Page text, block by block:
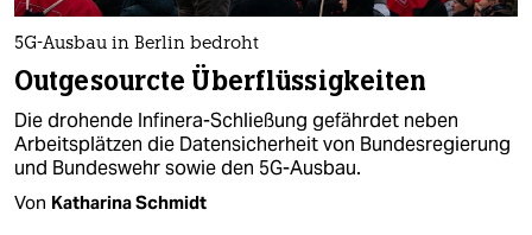
5G-Ausbau in Berlin bedroht
Outgesourcte Überflüssigkeiten
Die drohende Infinera-Schließung gefährdet neben
Arbeitsplätzen die Datensicherheit von Bundesregierung
und Bundeswehr sowie den 5G-Ausbau.
Von Katharina Schmidt